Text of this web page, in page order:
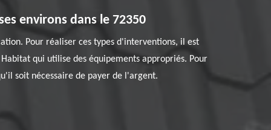
environs dans le 72350
Pour réaliser ces types d'interventions, il est
qui utilise des équipements appropriés. Pour
soit nécessaire de payer de l'argent.